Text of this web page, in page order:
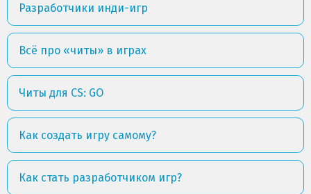
Разработчики инди-игр
Всё про «читы» в играх
Читы для CS: GO
Как создать игру самому?
Как стать разработчиком игр?